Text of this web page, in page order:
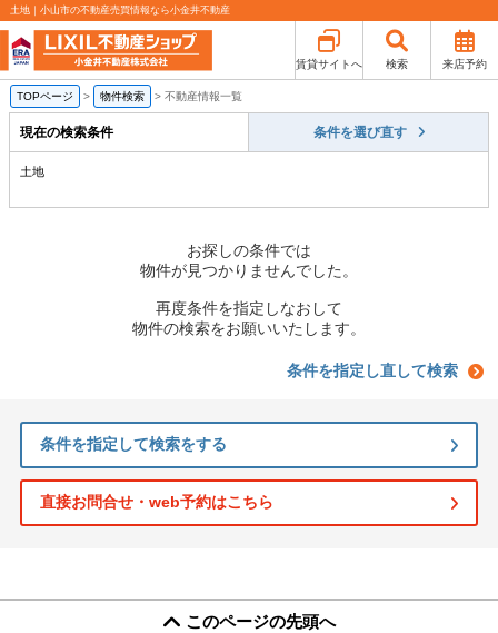
土地｜小山市の不動産売買情報なら小金井不動産
賃貸サイトへ 検索 来店予約
TOPページ > 物件検索 > 不動産情報一覧
現在の検索条件 条件を選び直す
土地
お探しの条件では
物件が見つかりませんでした。
再度条件を指定しなおして
物件の検索をお願いいたします。
条件を指定し直して検索
条件を指定して検索をする
直接お問合せ・web予約はこちら
このページの先頭へ